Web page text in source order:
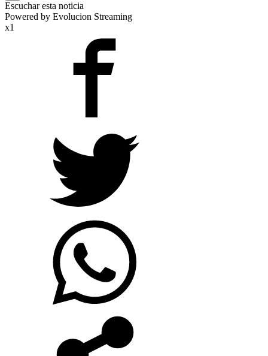
Escuchar esta noticia
Powered by Evolucion Streaming
x1